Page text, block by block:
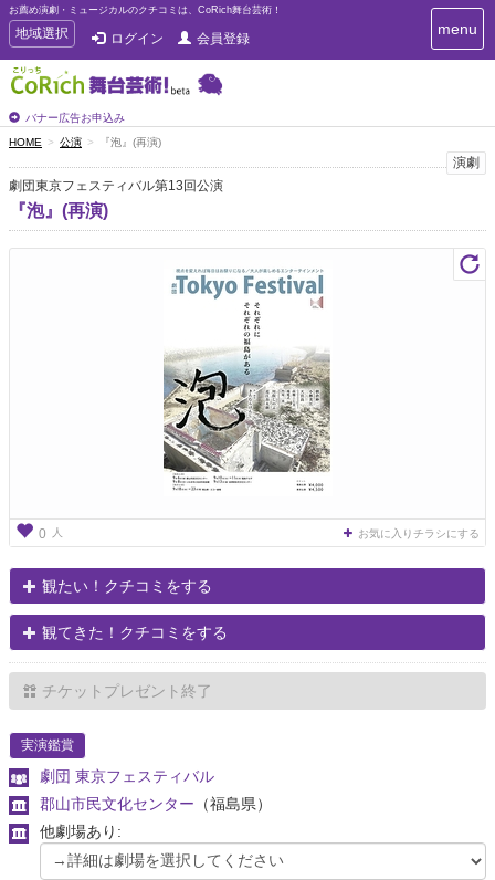
お薦め演劇・ミュージカルのクチコミは、CoRich舞台芸術！
T
o
g
g
e
n
a
v
地域選択 ログイン 会員登録
バナー広告お申込み
T
o
i
g
menu
HOME 公演 『泡』(再演)
演劇
劇団東京フェスティバル第13回公演
『泡』(再演)
0 人 お気に入りチラシにする
観たい！クチコミをする
観てきた！クチコミをする
チケットプレゼント終了
実演鑑賞
劇団 東京フェスティバル
郡山市民文化センター （福島県）
他劇場あり: